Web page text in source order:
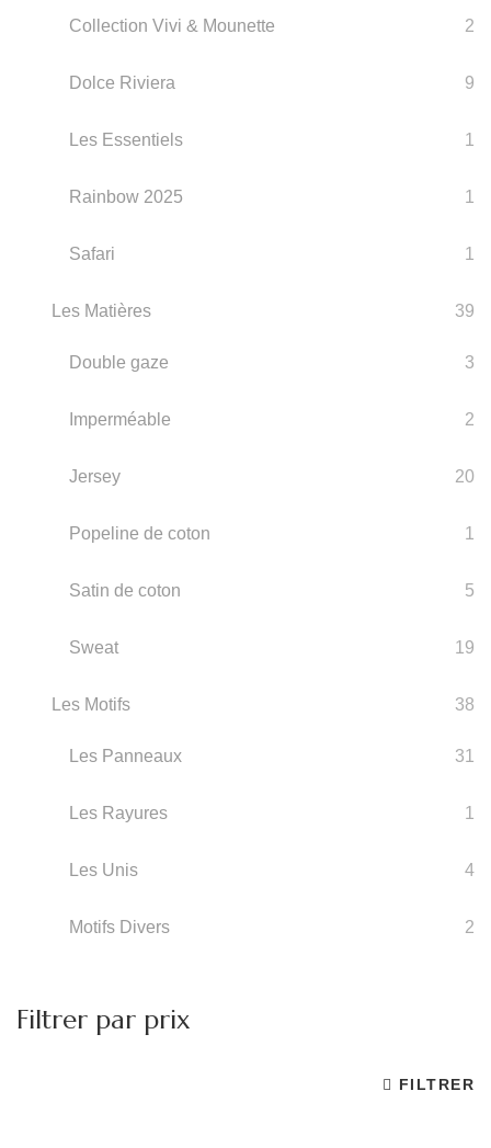
Collection Vivi & Mounette 2
Dolce Riviera 9
Les Essentiels 1
Rainbow 2025 1
Safari 1
Les Matières 39
Double gaze 3
Imperméable 2
Jersey 20
Popeline de coton 1
Satin de coton 5
Sweat 19
Les Motifs 38
Les Panneaux 31
Les Rayures 1
Les Unis 4
Motifs Divers 2
Filtrer par prix
FILTRER